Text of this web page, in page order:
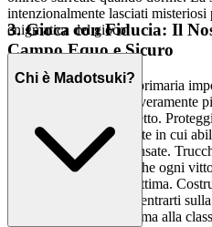
3. Gioca con Fiducia: Il
Campo Equo e Sicuro
La tua tranquillità è di primaria
un'esperienza di gioco veramente
sicurezza, equità e rispetto.
e coltiviamo un ambiente in cui
genuinamente ricompensate.
posto qui, garantendo che ogni
sfida che superi sia legittima.
equo, così tu puoi concentrarti
Insegui quel posto in cima alla
intenzionalmente lasciati misteriosi
enigmatica del gioco.
Chi è Madotsuki?